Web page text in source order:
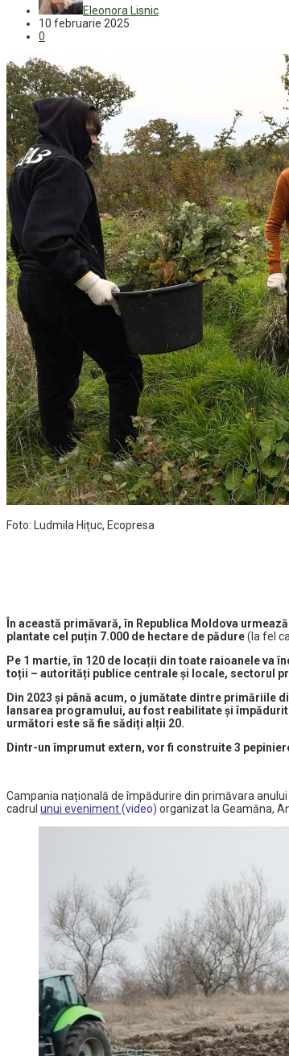
Eleonora Lisnic
10 februarie 2025
0
Foto: Ludmila Hițuc, Ecopresa
În această primăvară, în Republica Moldova
plantate cel puțin 7.000 de hectare de pădure(la fel
Pe 1 martie, în 120 de locații din toate raioanele va
toții – autorități publice centrale și locale, sectorul
Din 2023 și până acum, o jumătate dintre primăriile
lansarea programului, au fost reabilitate și
următori este să fie sădiți alții 20.
Dintr-un împrumut extern, vor fi construite 3
Campania națională de împădurire din primăvara
cadrul unui eveniment(video) organizat la Geamăna,